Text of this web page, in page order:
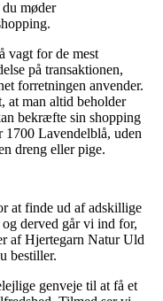
møder
vagt for de mest
på transaktionen,
forretningen anvender.
at man altid beholder
bekræfte sin shopping
Lavendelblå, uden
dreng eller pige.
at finde ud af adskillige
og derved går vi ind for,
af Hjertegarn Natur Uld
bestiller.
genveje til at få et